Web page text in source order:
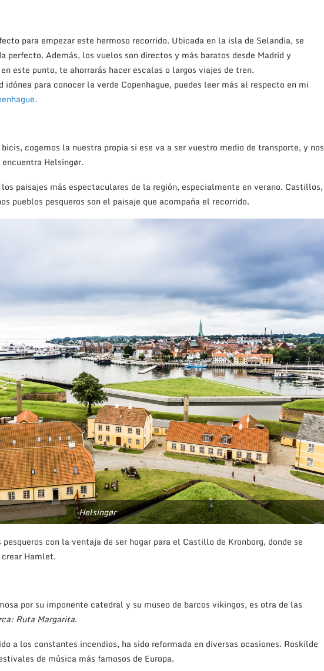
para empezar este hermoso recorrido. Ubicada en la isla de Selandia, se
perfecto. Además, los vuelos son directos y más baratos desde Madrid y
este punto, te ahorrarás hacer escalas o largos viajes de tren.
para conocer la verde Copenhague, puedes leer más al respecto en mi
cogemos la nuestra propia si ese va a ser vuestro medio de transporte, y nos
Helsingør.
paisajes más espectaculares de la región, especialmente en verano. Castillos,
pueblos pesqueros son el paisaje que acompaña el recorrido.
Helsingør
con la ventaja de ser hogar para el Castillo de Kronborg, donde se
Hamlet.
por su imponente catedral y su museo de barcos vikingos, es otra de las
Ruta Margarita.
a los constantes incendios, ha sido reformada en diversas ocasiones. Roskilde
de música más famosos de Europa.